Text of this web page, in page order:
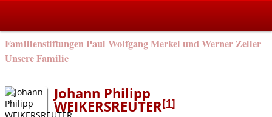
Familienstiftungen Paul Wolfgang Merkel und Werner Zeller
Unsere Familie
Johann Philipp
WEIKERSREUTER[1]